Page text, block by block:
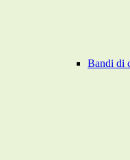
Bandi di